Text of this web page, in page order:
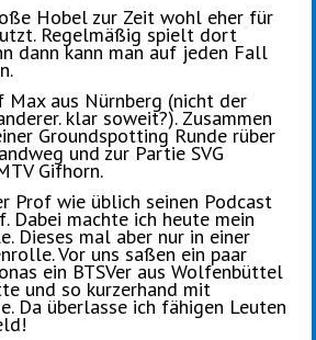
Hobel zur Zeit wohl eher für
Regelmäßig spielt dort
dann kann man auf jeden Fall
aus Nürnberg (nicht der
klar soweit?). Zusammen
Groundspotting Runde rüber
und zur Partie SVG
Gifhorn.
Prof wie üblich seinen Podcast
Dabei machte ich heute mein
Dieses mal aber nur in einer
Vor uns saßen ein paar
ein BTSVer aus Wolfenbüttel
und so kurzerhand mit
Da überlasse ich fähigen Leuten